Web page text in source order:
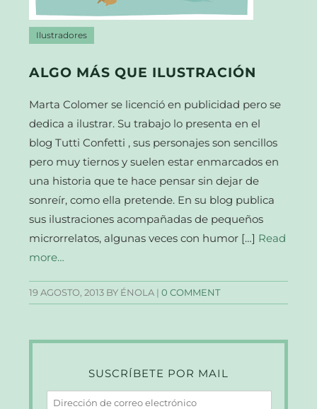
Ilustradores
ALGO MÁS QUE ILUSTRACIÓN
Marta Colomer se licenció en publicidad pero se
dedica a ilustrar. Su trabajo lo presenta en el
blog Tutti Confetti , sus personajes son sencillos
pero muy tiernos y suelen estar enmarcados en
una historia que te hace pensar sin dejar de
sonreír, como ella pretende. En su blog publica
sus ilustraciones acompañadas de pequeños
microrrelatos, algunas veces con humor […] Read
more…
19 AGOSTO, 2013 BY ÉNOLA |0 COMMENT
SUSCRÍBETE POR MAIL
Dirección